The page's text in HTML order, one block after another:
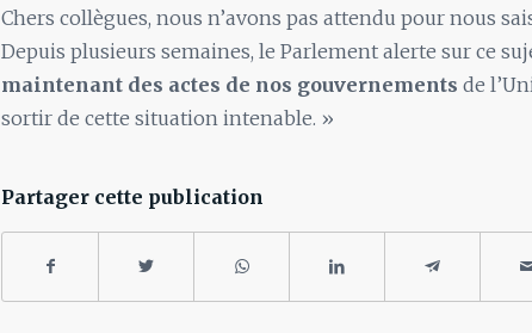
Chers collègues, nous n’avons pas attendu pour nous
Depuis plusieurs semaines, le Parlement alerte sur ce
maintenant des actes de nos gouvernements de
sortir de cette situation intenable. »
Partager cette publication